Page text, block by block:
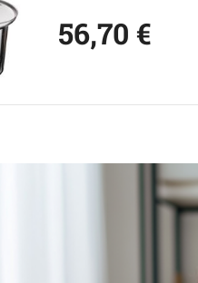
56,70 €